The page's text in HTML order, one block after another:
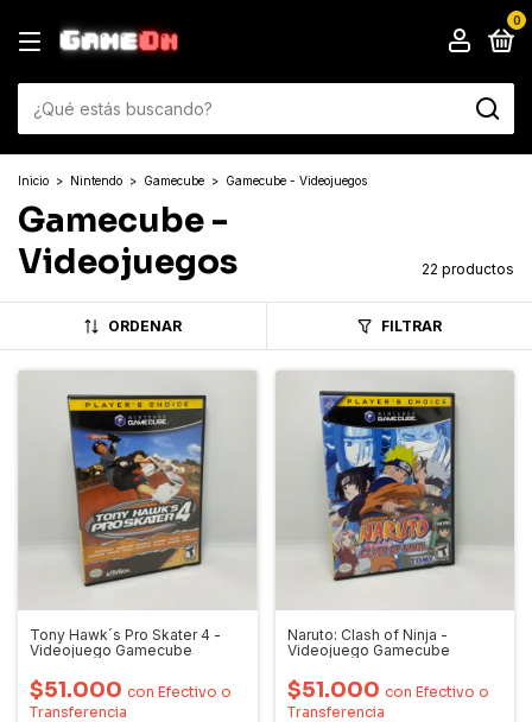
0
Inicio > Nintendo > Gamecube > Gamecube - Videojuegos
Gamecube -
Videojuegos
22 productos
ORDENAR FILTRAR
Tony Hawk´s Pro Skater 4 -
Videojuego Gamecube
$51.000 con Efectivo o
Transferencia
Naruto: Clash of Ninja -
Videojuego Gamecube
$51.000 con Efectivo o
Transferencia